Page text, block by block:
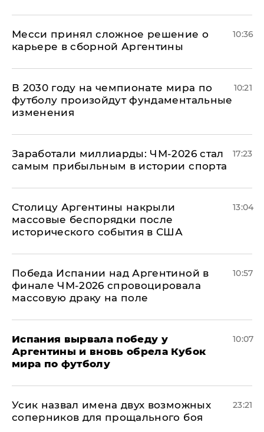
Месси принял сложное решение о
карьере в сборной Аргентины
10:36
В 2030 году на чемпионате мира по
футболу произойдут фундаментальные
изменения
10:21
Заработали миллиарды: ЧМ-2026 стал
самым прибыльным в истории спорта
17:23
Столицу Аргентины накрыли
массовые беспорядки после
исторического события в США
13:04
Победа Испании над Аргентиной в
финале ЧМ-2026 спровоцировала
массовую драку на поле
10:57
Испания вырвала победу у
Аргентины и вновь обрела Кубок
мира по футболу
10:07
Усик назвал имена двух возможных
соперников для прощального боя
23:21